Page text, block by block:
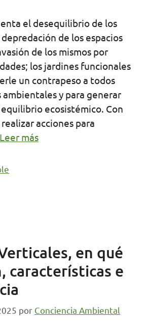
el desequilibrio de los
de los espacios
de los mismos por
los jardines funcionales
un contrapeso a todos
ambientales y para generar
ecosistémico. Con
acciones para
Leer más
en qué
características e
por Conciencia Ambiental